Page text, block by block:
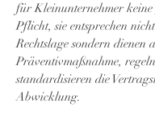
für Kleinunternehmer keine
Pflicht, sie entsprechen
Rechtslage sondern dienen
Präventivmaßnahme,
standardisieren die
Abwicklung.